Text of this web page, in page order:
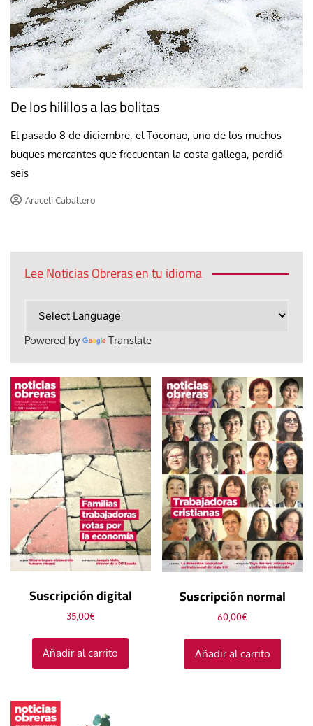
De los hilillos a las bolitas
El pasado 8 de diciembre, el Toconao, uno de los muchos
buques mercantes que frecuentan la costa gallega, perdió
seis
Araceli Caballero
Lee Noticias Obreras en tu idioma
Powered by Translate
Suscripción digital
35,00€
Añadir al carrito
Suscripción normal
60,00€
Añadir al carrito